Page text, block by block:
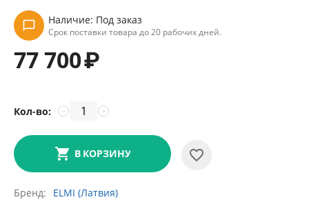
Наличие: Под заказ
Срок поставки товара до 20 рабочих дней.
77 700₽
Кол-во: +
−
В КОРЗИНУ
Бренд ELMI (Латвия)